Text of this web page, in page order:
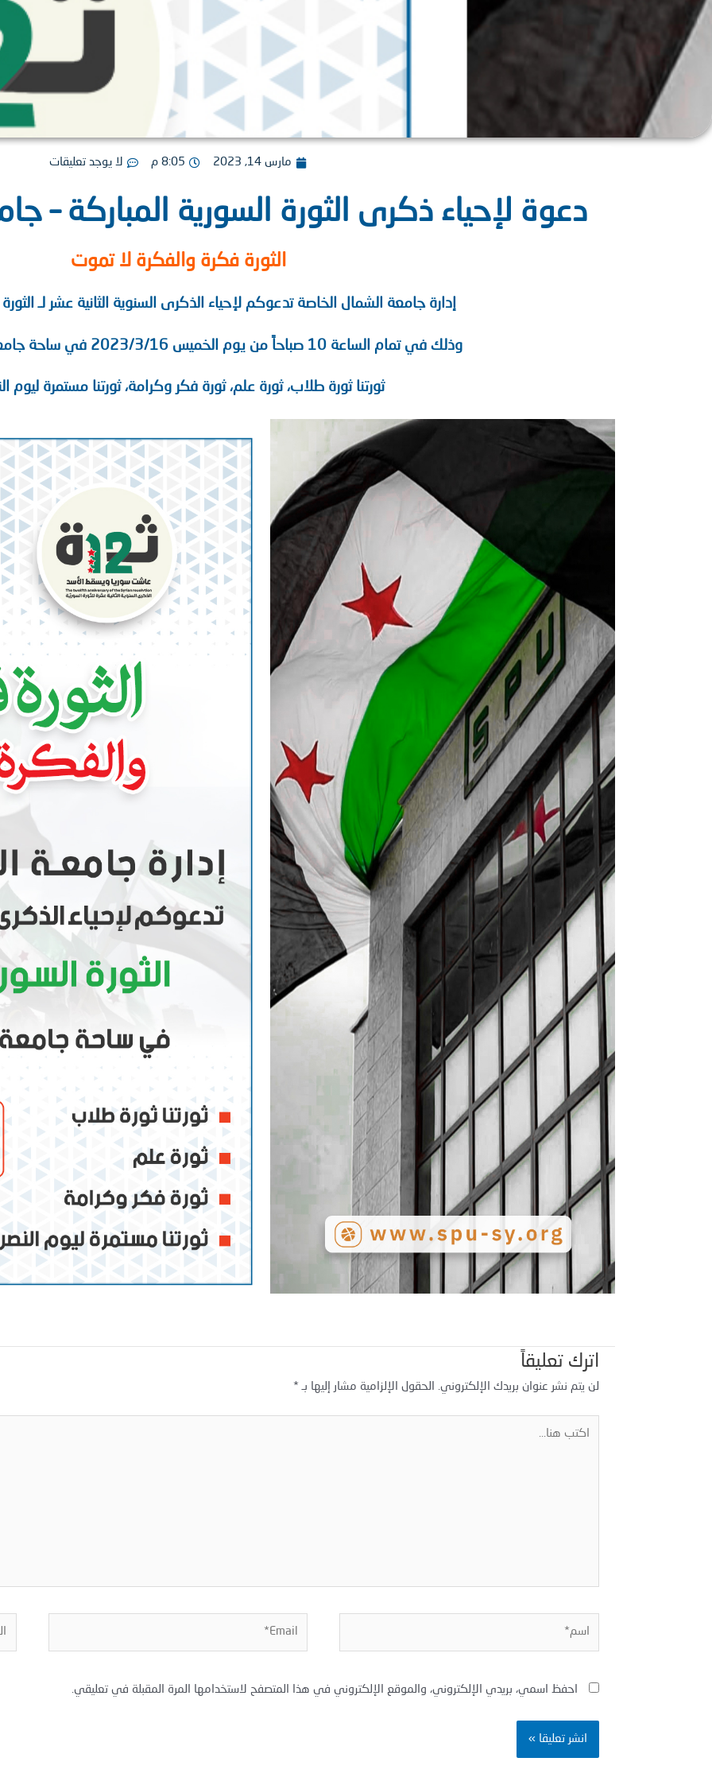
مارس 14, 2023 8:05 م لا يوجد تعليقات
‏‏دعوة لإحياء ذكرى الثورة السورية المباركة –
الثورة فكرة والفكرة لا تموت
إدارة جامعة الشمال الخاصة تدعوكم لإحياء الذكرى السنوية الثانية عشر لـ الثورة
وذلك في تمام الساعة 10 صباحاً من يوم الخميس 2023/3/16 في ساحة جامعة الشمال الخاصة.
ثورتنا ثورة طلاب، ثورة علم، ثورة فكر وكرامة، ثورتنا مستمرة ليوم
اترك تعليقاً
لن يتم نشر عنوان بريدك الإلكتروني. الحقول الإلزامية مشار إليها بـ *
احفظ اسمي، بريدي الإلكتروني، والموقع الإلكتروني في هذا المتصفح لاستخدامها المرة المقبلة في تعليقي.